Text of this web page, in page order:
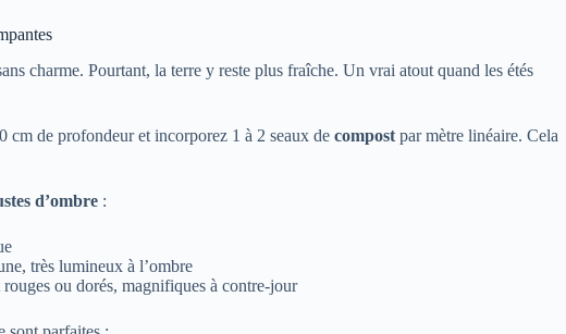
charme. Pourtant, la terre y reste plus fraîche. Un vrai atout quand les étés
cm de profondeur et incorporez 1 à 2 seaux de compost par mètre linéaire. Cela
d’ombre :
très lumineux à l’ombre
ou dorés, magnifiques à contre‑jour